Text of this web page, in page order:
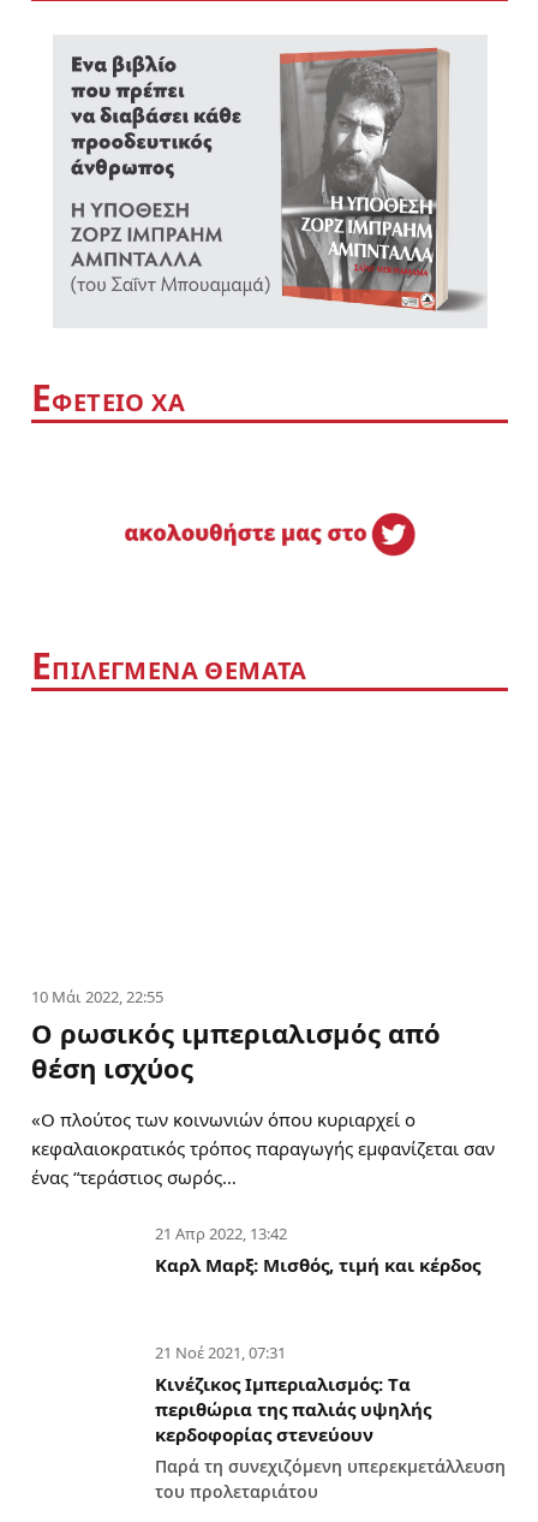
ΕΦΕΤΕΙΟ ΧΑ
ΕΠΙΛΕΓΜΕΝΑ ΘΕΜΑΤΑ
10 Μάι 2022, 22:55
Ο ρωσικός ιμπεριαλισμός από
θέση ισχύος
«Ο πλούτος των κοινωνιών όπου κυριαρχεί ο
κεφαλαιοκρατικός τρόπος παραγωγής εμφανίζεται σαν
ένας “τεράστιος σωρός…
21 Απρ 2022, 13:42
Καρλ Μαρξ: Μισθός, τιμή και κέρδος
21 Νοέ 2021, 07:31
Κινέζικος Ιμπεριαλισμός: Tα
περιθώρια της παλιάς υψηλής
κερδοφορίας στενεύουν
Παρά τη συνεχιζόμενη υπερεκμετάλλευση
του προλεταριάτου